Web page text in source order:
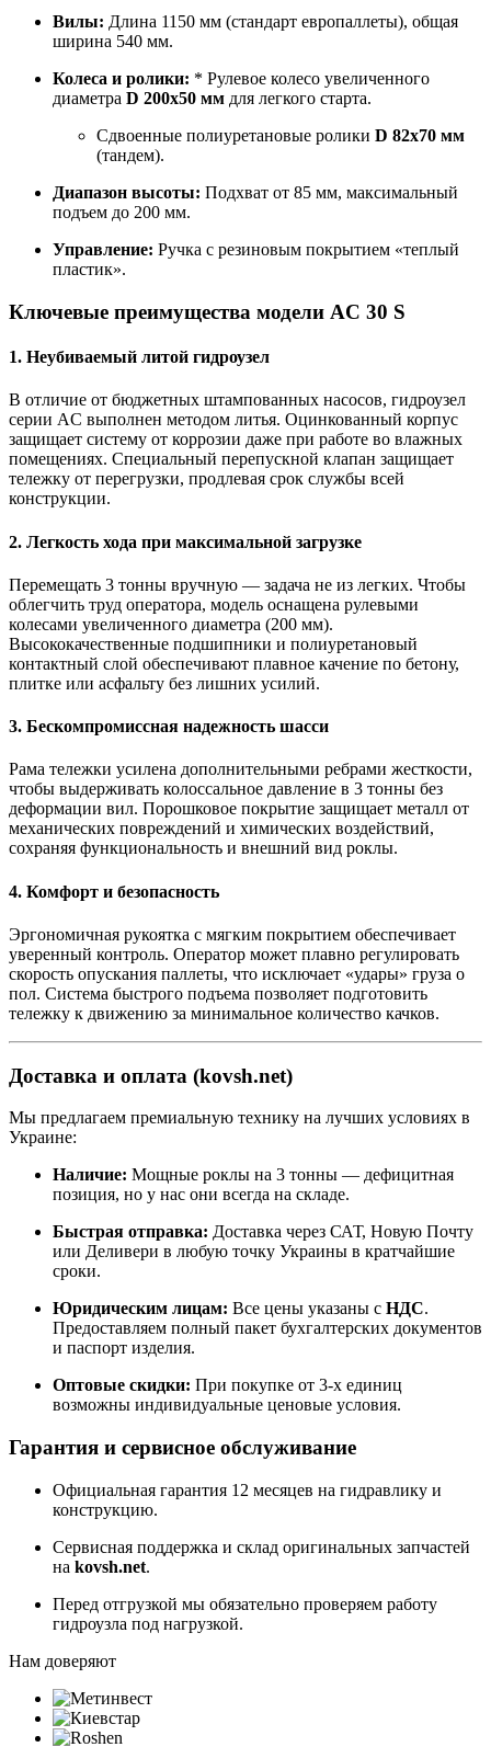
Вилы: Длина 1150 мм (стандарт европаллеты), общая
ширина 540 мм.
Колеса и ролики: * Рулевое колесо увеличенного
диаметра D 200x50 мм для легкого старта.
Сдвоенные полиуретановые ролики D 82х70 мм
(тандем).
Диапазон высоты: Подхват от 85 мм, максимальный
подъем до 200 мм.
Управление: Ручка с резиновым покрытием «теплый
пластик».
Ключевые преимущества модели AC 30 S
1. Неубиваемый литой гидроузел
В отличие от бюджетных штампованных насосов, гидроузел
серии AC выполнен методом литья. Оцинкованный корпус
защищает систему от коррозии даже при работе во влажных
помещениях. Специальный перепускной клапан защищает
тележку от перегрузки, продлевая срок службы всей
конструкции.
2. Легкость хода при максимальной загрузке
Перемещать 3 тонны вручную — задача не из легких. Чтобы
облегчить труд оператора, модель оснащена рулевыми
колесами увеличенного диаметра (200 мм).
Высококачественные подшипники и полиуретановый
контактный слой обеспечивают плавное качение по бетону,
плитке или асфальту без лишних усилий.
3. Бескомпромиссная надежность шасси
Рама тележки усилена дополнительными ребрами жесткости,
чтобы выдерживать колоссальное давление в 3 тонны без
деформации вил. Порошковое покрытие защищает металл от
механических повреждений и химических воздействий,
сохраняя функциональность и внешний вид роклы.
4. Комфорт и безопасность
Эргономичная рукоятка с мягким покрытием обеспечивает
уверенный контроль. Оператор может плавно регулировать
скорость опускания паллеты, что исключает «удары» груза о
пол. Система быстрого подъема позволяет подготовить
тележку к движению за минимальное количество качков.
Доставка и оплата (kovsh.net)
Мы предлагаем премиальную технику на лучших условиях в
Украине:
Наличие: Мощные роклы на 3 тонны — дефицитная
позиция, но у нас они всегда на складе.
Быстрая отправка: Доставка через САТ, Новую Почту
или Деливери в любую точку Украины в кратчайшие
сроки.
Юридическим лицам: Все цены указаны с НДС.
Предоставляем полный пакет бухгалтерских документов
и паспорт изделия.
Оптовые скидки: При покупке от 3-х единиц
возможны индивидуальные ценовые условия.
Гарантия и сервисное обслуживание
Официальная гарантия 12 месяцев на гидравлику и
конструкцию.
Сервисная поддержка и склад оригинальных запчастей
на kovsh.net.
Перед отгрузкой мы обязательно проверяем работу
гидроузла под нагрузкой.
Нам доверяют